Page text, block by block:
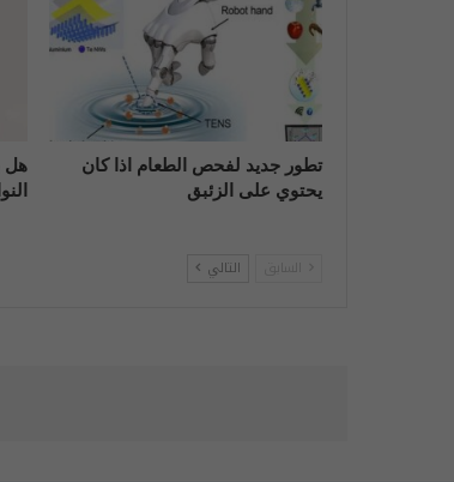
تطور جديد لفحص الطعام اذا كان
يحتوي على الزئبق
هل
التالي